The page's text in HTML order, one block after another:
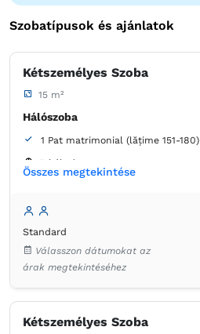
Szobatípusok és ajánlatok
Kétszemélyes Szoba
15 m²
Hálószoba
1 Pat matrimonial (lățime 151-180)
Erkély / terasz
saját -
Ruha válfák Szemetes
Laposképernyős tévé
Légkondicionáló
Szúnyogháló
Ingyenes pipereholmi
Összes megtekintése
Standard
Válasszon dátumokat az
árak megtekintéséhez
Kétszemélyes Szoba